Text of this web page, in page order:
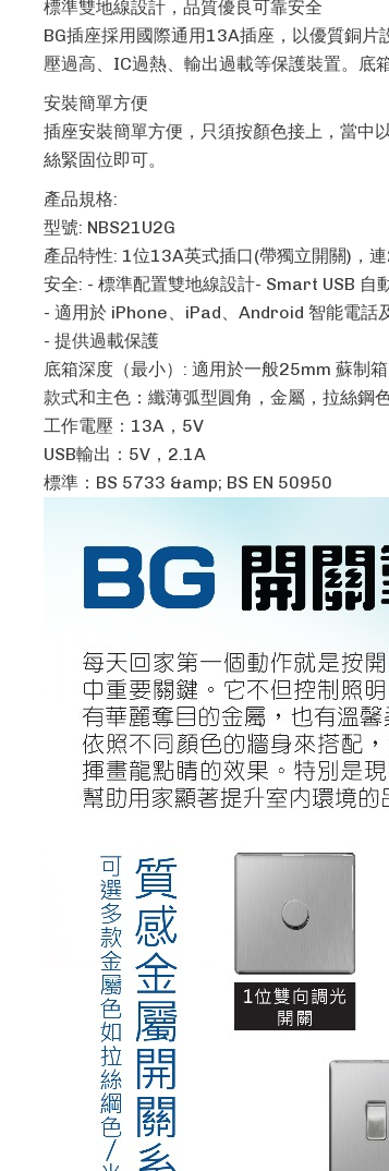
標準雙地線設計，品質優良可靠安全
BG插座採用國際通用13A插座，以優質銅
壓過高、IC過熱、輸出過載等保護裝置。底
安裝簡單方便
插座安裝簡單方便，只須按顏色接上，當中
絲緊固位即可。
產品規格:
型號: NBS21U2G
產品特性: 1位13A英式插口(帶獨立開關)，連
安全: - 標準配置雙地線設計- Smart USB
- 適用於 iPhone、iPad、Android 智能電話
- 提供過載保護
底箱深度（最小）: 適用於一般25mm 蘇制箱
款式和主色：纖薄弧型圓角，金屬，拉絲鋼
工作電壓：13A，5V
USB輸出：5V，2.1A
標準：BS 5733 &amp; BS EN 50950